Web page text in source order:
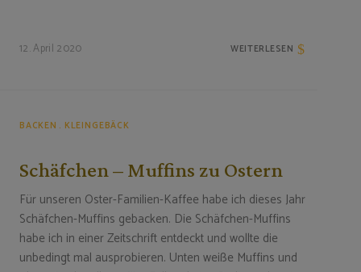
12. April 2020 WEITERLESEN
BACKEN KLEINGEBÄCK
Schäfchen – Muffins zu Ostern
Für unseren Oster-Familien-Kaffee habe ich dieses Jahr
Schäfchen-Muffins gebacken. Die Schäfchen-Muffins
habe ich in einer Zeitschrift entdeckt und wollte die
unbedingt mal ausprobieren. Unten weiße Muffins und